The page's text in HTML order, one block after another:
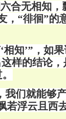
合无相知，
，“徘徊”的
知’”，如
样的结论
我们就能够
若浮云且西